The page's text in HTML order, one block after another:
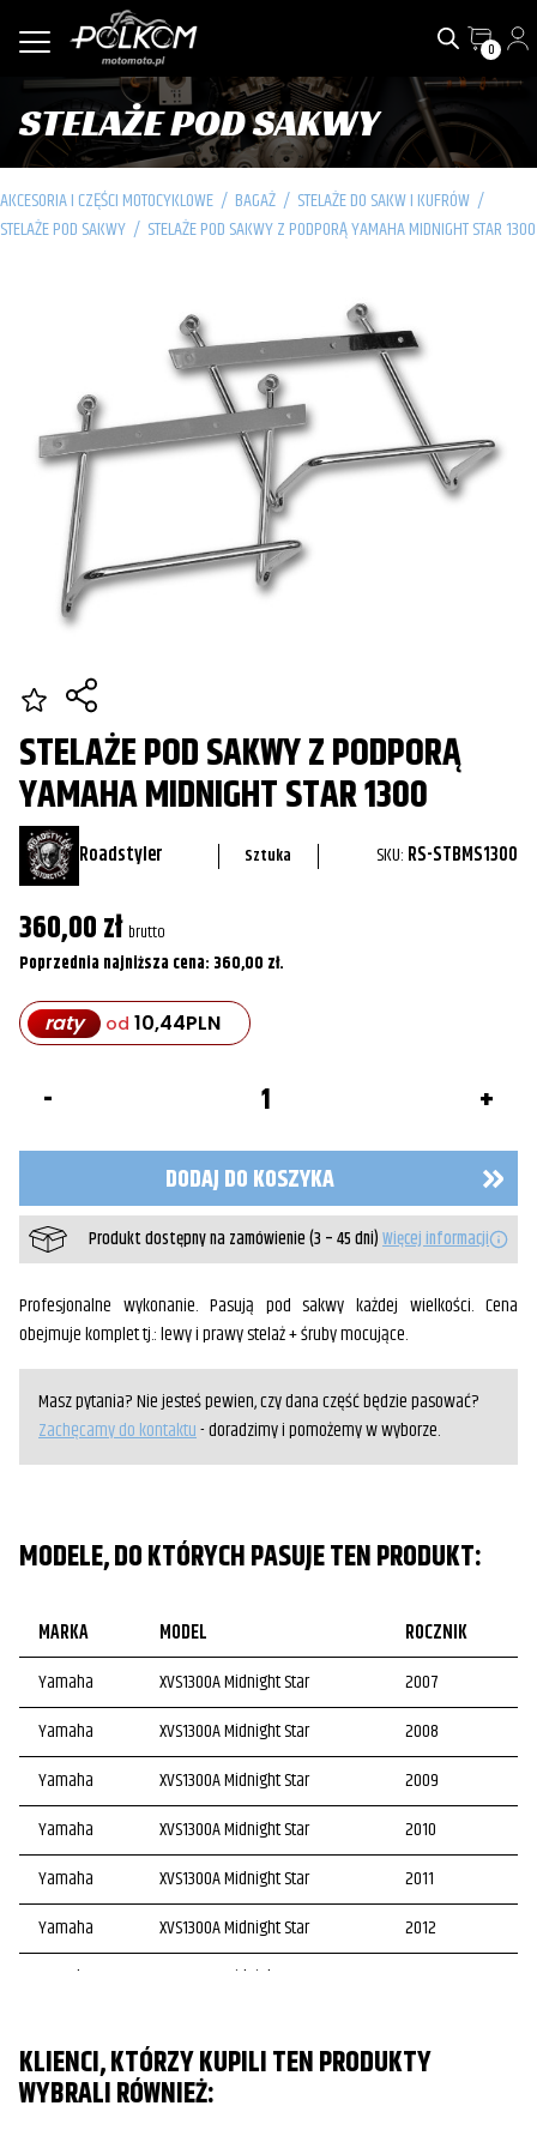
0
STELAŻE POD SAKWY
AKCESORIA I CZĘŚCI MOTOCYKLOWE / BAGAŻ / STELAŻE DO SAKW I KUFRÓW /
STELAŻE POD SAKWY / STELAŻE POD SAKWY Z PODPORĄ YAMAHA MIDNIGHT STAR 1300
STELAŻE POD SAKWY Z PODPORĄ
YAMAHA MIDNIGHT STAR 1300
Roadstyler Sztuka SKU: RS-STBMS1300
360,00zł brutto
Poprzednia najniższa cena: 360,00 zł.
raty od 10,44PLN
z
Yamaha
Midnight
Star
1300
DODAJ DO KOSZYKA
Produkt dostępny na zamówienie (3 – 45 dni)Więcej informacji
Profesjonalne wykonanie. Pasują pod sakwy każdej wielkości. Cena
obejmuje komplet tj.: lewy i prawy stelaż + śruby mocujące.
Masz pytania? Nie jesteś pewien, czy dana część będzie pasować?
Zachęcamy do kontaktu- doradzimy i pomożemy w wyborze.
MODELE, DO KTÓRYCH PASUJE TEN PRODUKT:
MARKA MODEL
ROCZNIK
Yamaha
XVS1300A Midnight Star
2007
Yamaha
XVS1300A Midnight Star
2008
Yamaha
XVS1300A Midnight Star
2009
Yamaha
XVS1300A Midnight Star
2010
Yamaha
XVS1300A Midnight Star
2011
Yamaha
XVS1300A Midnight Star
2012
Yamaha
XVS1300A Midnight Star
Yamaha
XVS1300A Midnight Star 2015
KLIENCI, KTÓRZY KUPILI TEN PRODUKTY
WYBRALI RÓWNIEŻ: